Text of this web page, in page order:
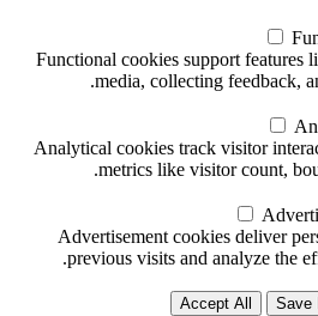
Functional cookies support features
media, collecting feedback,
Analytical cookies track visitor
metrics like visitor count,
Advertisement cookies deliver
previous visits and analyze the
Save
Accept All